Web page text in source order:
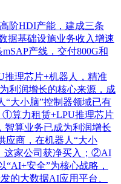
阶HDI产能，建成三条
据基础设施业务收入增速
产线，交付800G和
推理芯片+机器人，精准
利润增长的核心来源，成
“大小脑”控制器领域已有
①算力租赁+LPU推理芯片
智算业务已成为利润增长
应商，在机器人“大小
这家公司获净买入；②AI
安全”为核心战略，
的大数据AI应用平台、